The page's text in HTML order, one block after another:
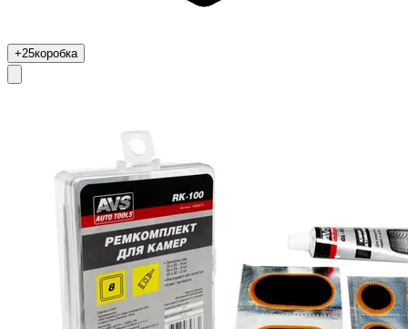
+25коробка